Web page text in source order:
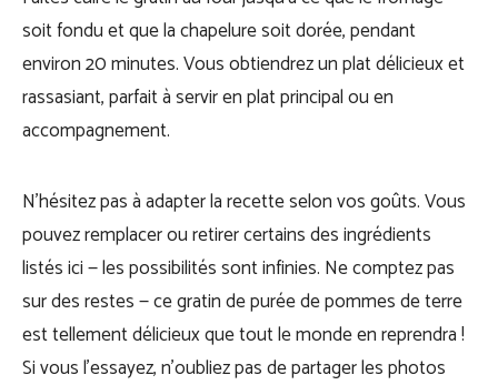
soit fondu et que la chapelure soit dorée, pendant
environ 20 minutes. Vous obtiendrez un plat délicieux et
rassasiant, parfait à servir en plat principal ou en
accompagnement.
N’hésitez pas à adapter la recette selon vos goûts. Vous
pouvez remplacer ou retirer certains des ingrédients
listés ici — les possibilités sont infinies. Ne comptez pas
sur des restes — ce gratin de purée de pommes de terre
est tellement délicieux que tout le monde en reprendra !
Si vous l’essayez, n’oubliez pas de partager les photos